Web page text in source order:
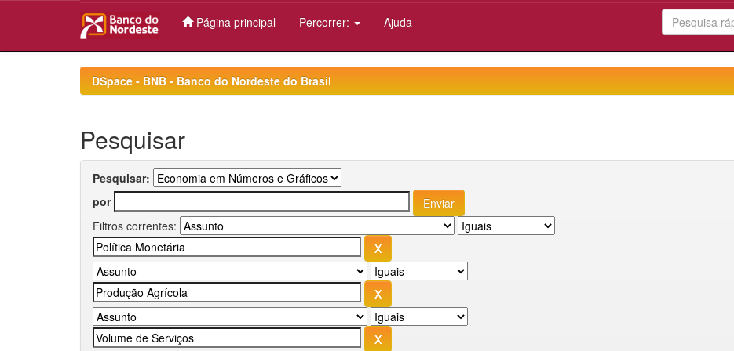
Página principal Percorrer: Ajuda
DSpace - BNB - Banco do Nordeste do Brasil
Pesquisar
Pesquisar:
por
Filtros correntes: